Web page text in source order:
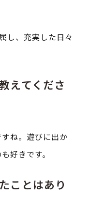
し、充実した日々
えてくださ
ね。遊びに出か
好きです。
ことはあり